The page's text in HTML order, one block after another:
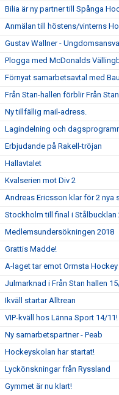
Bilia är ny partner till Spånga
Anmälan till höstens/vinterns
Gustav Wallner -
Plogga med McDonalds
Förnyat samarbetsavtal med
Från Stan-hallen förblir Från
Ny tillfällig mail-adress.
Lagindelning och
Erbjudande på Rakell-tröjan
Hallavtalet
Kvalserien mot Div 2
Andreas Ericsson klar för 2 nya
Stockholm till final i Stålbucklan
Medlemsundersökningen 2018
Grattis Madde!
A-laget tar emot Ormsta Hockey
Julmarknad i Från Stan hallen
Ikväll startar Alltrean
VIP-kväll hos Länna Sport 14/11!
Ny samarbetspartner - Peab
Hockeyskolan har startat!
Lyckönskningar från Ryssland
Gymmet är nu klart!